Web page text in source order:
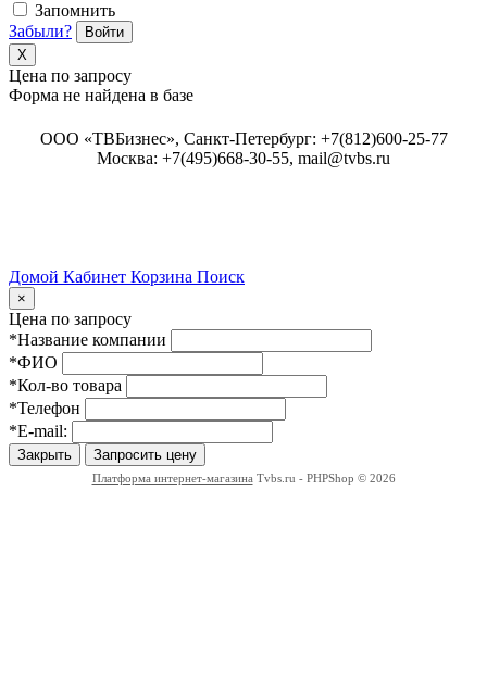
Запомнить
Забыли?
Войти
X
Цена по запросу
Форма не найдена в базе
ООО «ТВБизнес», Санкт-Петербург: +7(812)600-25-77
Москва: +7(495)668-30-55, mail@tvbs.ru
Домой Кабинет Корзина Поиск
×
Цена по запросу
*Название компании
*ФИО
*Кол-во товара
*Телефон
*E-mail:
Закрыть Запросить цену
Платформа интернет-магазинаTvbs.ru - PHPShop © 2026